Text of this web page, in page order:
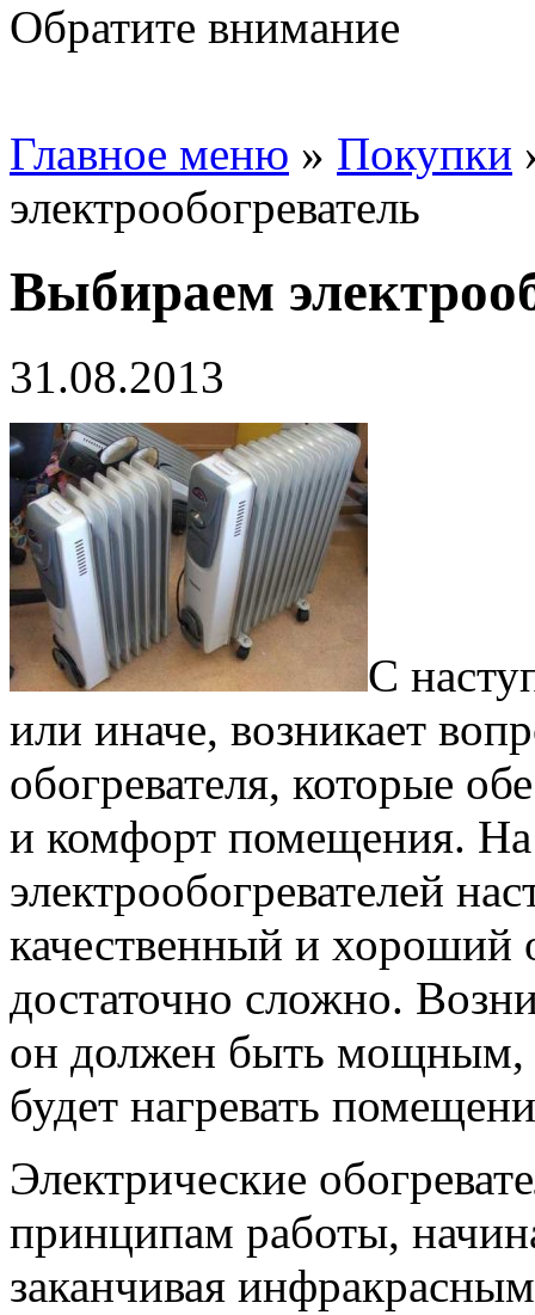
Обратите внимание
Главное меню » Покупки
электрообогреватель
Выбираем
31.08.2013
С
или иначе, возникает
обогревателя, которые
и комфорт помещения.
электрообогревателей
качественный и хороший
достаточно сложно.
он должен быть мощным,
будет нагревать
Электрические
принципам работы,
заканчивая